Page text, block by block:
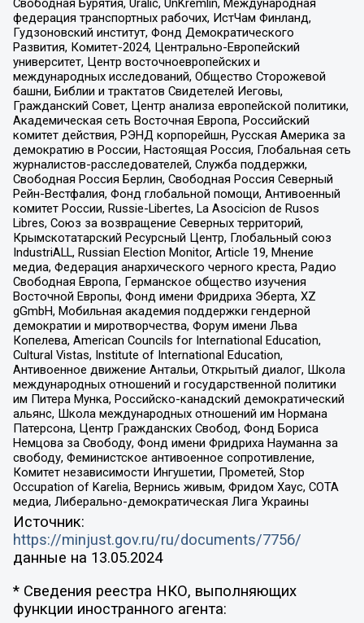
Свободная Бурятия, Uralic, UnKremlin, Международная
федерация транспортных рабочих, ИстЧам Финланд,
Гудзоновский институт, Фонд Демократического
Развития, Комитет-2024, Центрально-Европейский
университет, Центр восточноевропейских и
международных исследований, Общество Сторожевой
башни, Библии и трактатов Свидетелей Иеговы,
Гражданский Совет, Центр анализа европейской политики,
Академическая сеть Восточная Европа, Российский
комитет действия, РЭНД корпорейшн, Русская Америка за
демократию в России, Настоящая Россия, Глобальная сеть
журналистов-расследователей, Служба поддержки,
Свободная Россия Берлин, Свободная Россия Северный
Рейн-Вестфалия, Фонд глобальной помощи, Антивоенный
комитет России, Russie-Libertes, La Asocicion de Rusos
Libres, Союз за возвращение Северных территорий,
Крымскотатарский Ресурсный Центр, Глобальный союз
IndustriALL, Russian Election Monitor, Article 19, Мнение
медиа, Федерация анархического черного креста, Радио
Свободная Европа, Германское общество изучения
Восточной Европы, Фонд имени Фридриха Эберта, XZ
gGmbH, Мобильная академия поддержки гендерной
демократии и миротворчества, Форум имени Льва
Копелева, American Councils for International Education,
Cultural Vistas, Institute of International Education,
Антивоенное движение Антальи, Открытый диалог, Школа
международных отношений и государственной политики
им Питера Мунка, Российско-канадский демократический
альянс, Школа международных отношений им Нормана
Патерсона, Центр Гражданских Свобод, Фонд Бориса
Немцова за Свободу, Фонд имени Фридриха Науманна за
свободу, Феминистское антивоенное сопротивление,
Комитет независимости Ингушетии, Прометей, Stop
Occupation of Karelia, Вернись живым, Фридом Хаус, СОТА
медиа, Либерально-демократическая Лига Украины
Источник:
https://minjust.gov.ru/ru/documents/7756/
данные на 13.05.2024
* Сведения реестра НКО, выполняющих
функции иностранного агента: